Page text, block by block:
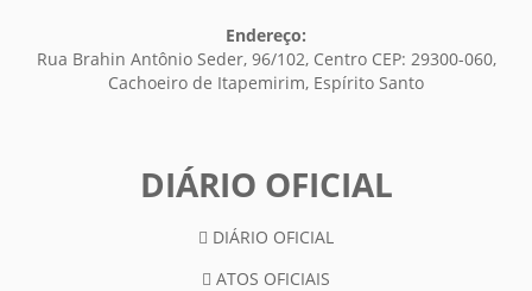
Endereço:
Rua Brahin Antônio Seder, 96/102, Centro CEP: 29300-060,
Cachoeiro de Itapemirim, Espírito Santo
DIÁRIO OFICIAL
DIÁRIO OFICIAL
ATOS OFICIAIS